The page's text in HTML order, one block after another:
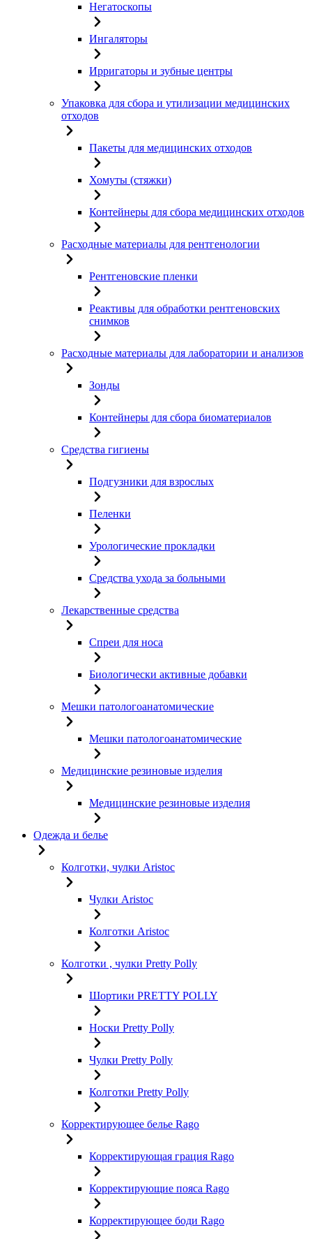
Негатоскопы
Ингаляторы
Ирригаторы и зубные центры
Упаковка для сбора и утилизации медицинских
отходов
Пакеты для медицинских отходов
Хомуты (стяжки)
Контейнеры для сбора медицинских отходов
Расходные материалы для рентгенологии
Рентгеновские пленки
Реактивы для обработки рентгеновских
снимков
Расходные материалы для лаборатории и анализов
Зонды
Контейнеры для сбора биоматериалов
Средства гигиены
Подгузники для взрослых
Пеленки
Урологические прокладки
Средства ухода за больными
Лекарственные средства
Спреи для носа
Биологически активные добавки
Мешки патологоанатомические
Мешки патологоанатомические
Медицинские резиновые изделия
Медицинские резиновые изделия
Одежда и белье
Колготки, чулки Aristoc
Чулки Aristoc
Колготки Aristoc
Колготки , чулки Pretty Polly
Шортики PRETTY POLLY
Носки Pretty Polly
Чулки Pretty Polly
Колготки Pretty Polly
Корректирующее белье Rago
Корректирующая грация Rago
Корректирующие пояса Rago
Корректирующее боди Rago